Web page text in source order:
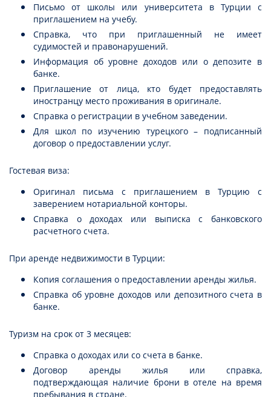
Письмо от школы или университета в Турции с
приглашением на учебу.
Справка, что при приглашенный не имеет
судимостей и правонарушений.
Информация об уровне доходов или о депозите в
банке.
Приглашение от лица, кто будет предоставлять
иностранцу место проживания в оригинале.
Справка о регистрации в учебном заведении.
Для школ по изучению турецкого – подписанный
договор о предоставлении услуг.
Гостевая виза:
Оригинал письма с приглашением в Турцию с
заверением нотариальной конторы.
Справка о доходах или выписка с банковского
расчетного счета.
При аренде недвижимости в Турции:
Копия соглашения о предоставлении аренды жилья.
Справка об уровне доходов или депозитного счета в
банке.
Туризм на срок от 3 месяцев:
Справка о доходах или со счета в банке.
Договор аренды жилья или справка,
подтверждающая наличие брони в отеле на время
пребывания в стране.